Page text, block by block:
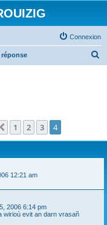
Connexion
c
Précédent
1 2 3 4
12:21 am
2006 6:14 pm
wirioù evit an darn vrasañ